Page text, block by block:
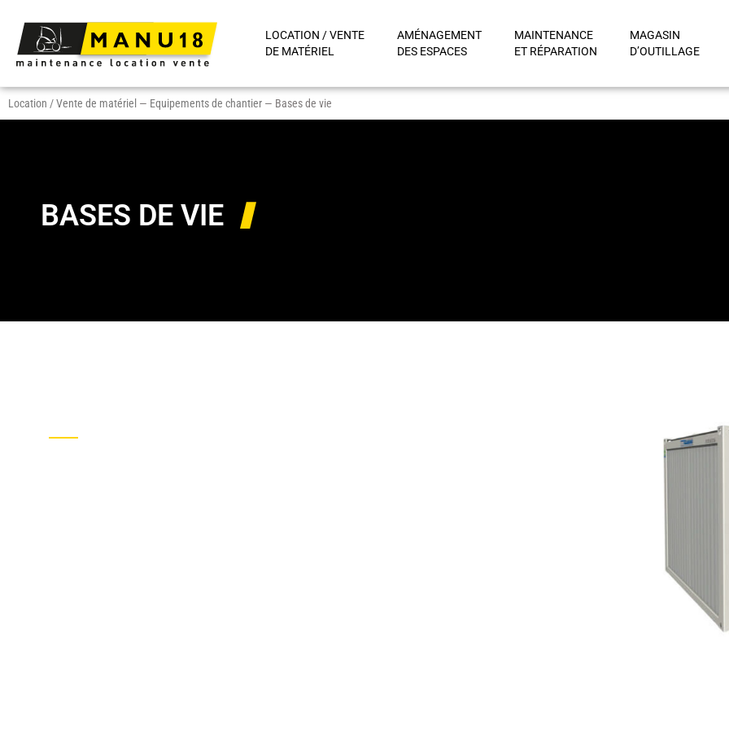
LOCATION / VENTE
DE MATÉRIEL
AMÉNAGEMENT
DES ESPACES
MAINTENANCE
ET RÉPARATION
MAGASIN
D’OUTILLAGE
Location / Vente de matériel — Equipements de chantier — Bases de vie
BASES DE VIE